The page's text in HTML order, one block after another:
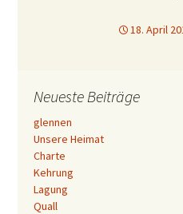
18. April
Neueste Beiträge
glennen
Unsere Heimat
Charte
Kehrung
Lagung
Quall